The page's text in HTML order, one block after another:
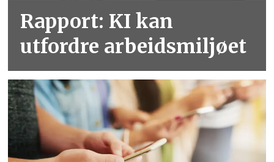
Rapport: KI kan
utfordre arbeidsmiljøet